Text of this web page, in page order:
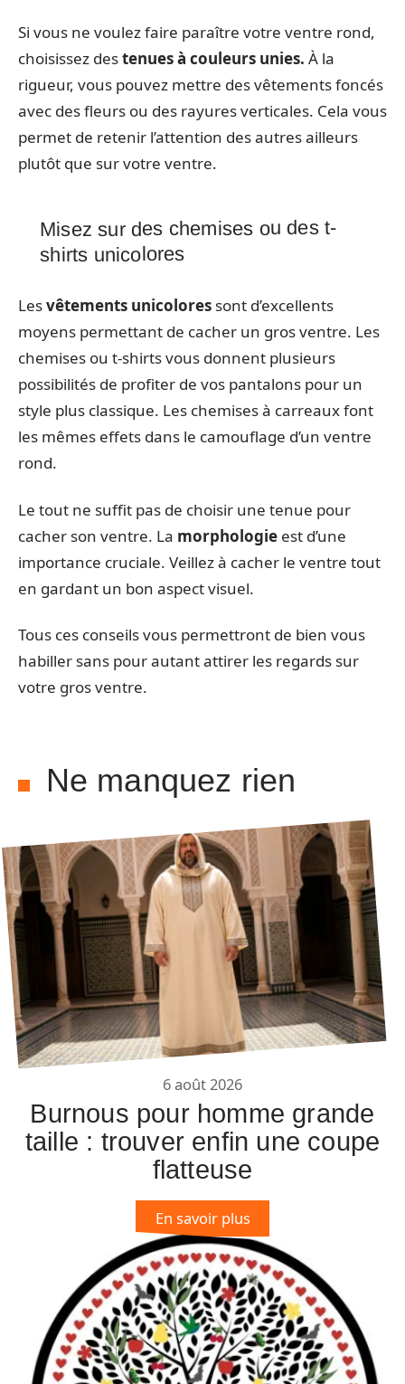
Si vous ne voulez faire paraître votre ventre rond,
choisissez destenues à couleurs unies. À la
rigueur, vous pouvez mettre des vêtements foncés
avec des fleurs ou des rayures verticales. Cela vous
permet de retenir l’attention des autres ailleurs
plutôt que sur votre ventre.
Misez sur des chemises ou des t-
shirts unicolores
Lesvêtements unicolores sont d’excellents
moyens permettant de cacher un gros ventre. Les
chemises ou t-shirts vous donnent plusieurs
possibilités de profiter de vos pantalons pour un
style plus classique. Les chemises à carreaux font
les mêmes effets dans le camouflage d’un ventre
rond.
Le tout ne suffit pas de choisir une tenue pour
cacher son ventre. La morphologie est d’une
importance cruciale. Veillez à cacher le ventre tout
en gardant un bon aspect visuel.
Tous ces conseils vous permettront de bien vous
habiller sans pour autant attirer les regards sur
votre gros ventre.
Ne manquez rien
6 août 2026
Burnous pour homme grande
taille : trouver enfin une coupe
flatteuse
En savoir plus